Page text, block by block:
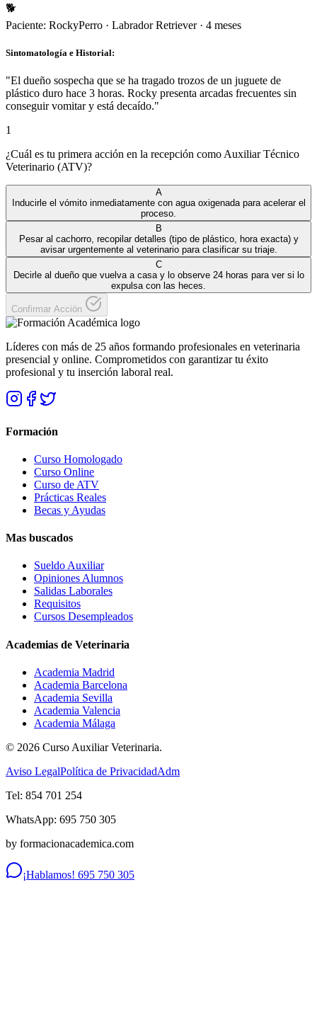
🐕
Paciente: RockyPerro · Labrador Retriever· 4 meses
Sintomatología e Historial:
"El dueño sospecha que se ha tragado trozos de un juguete de
plástico duro hace 3 horas. Rocky presenta arcadas frecuentes sin
conseguir vomitar y está decaído."
1
¿Cuál es tu primera acción en la recepción como Auxiliar Técnico
Veterinario (ATV)?
A
Inducirle el vómito inmediatamente con agua oxigenada para acelerar el
proceso.
B
Pesar al cachorro, recopilar detalles (tipo de plástico, hora exacta) y
avisar urgentemente al veterinario para clasificar su triaje.
C
Decirle al dueño que vuelva a casa y lo observe 24 horas para ver si lo
expulsa con las heces.
Confirmar Acción
Líderes con más de 25 años formando profesionales en veterinaria
presencial y online. Comprometidos con garantizar tu éxito
profesional y tu inserción laboral real.
Formación
Curso Homologado
Curso Online
Curso de ATV
Prácticas Reales
Becas y Ayudas
Mas buscados
Sueldo Auxiliar
Opiniones Alumnos
Salidas Laborales
Requisitos
Cursos Desempleados
Academias de Veterinaria
Academia Madrid
Academia Barcelona
Academia Sevilla
Academia Valencia
Academia Málaga
© 2026 Curso Auxiliar Veterinaria.
Aviso LegalPolítica de PrivacidadAdm
Tel: 854 701 254
WhatsApp: 695 750 305
by formacionacademica.com
¡Hablamos! 695 750 305